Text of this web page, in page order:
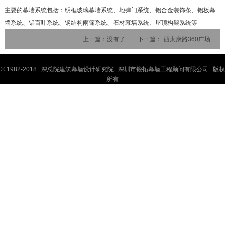
主要的幕墙系统包括：明框玻璃幕墙系统、地弹门系统、铝合金装饰条、铝板幕
墙系统、铝百叶系统、钢结构雨篷系统、石材幕墙系统、屋顶构架系统等
上一篇：没有了 下一篇： 西太康路360广场
© 1982-2018 深总院建筑幕墙设计研究院 深圳市锐拓幕墙工程顾问有限公司 版权
所有